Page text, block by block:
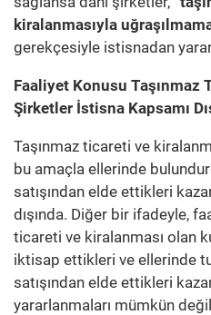
kiralanmasıyla
gerekçesiyle istisnadan
Faaliyet Konusu Taşınmaz
Şirketler İstisna Kapsamı
Taşınmaz ticareti ve
bu amaçla ellerinde
satışından elde ettikleri
dışında. Diğer bir ifadeyle,
ticareti ve kiralanması olan
iktisap ettikleri ve ellerinde
satışından elde ettikleri
yararlanmaları mümkün